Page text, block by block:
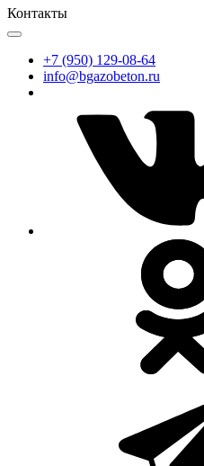
Контакты
+7 (950) 129-08-64
info@bgazobeton.ru